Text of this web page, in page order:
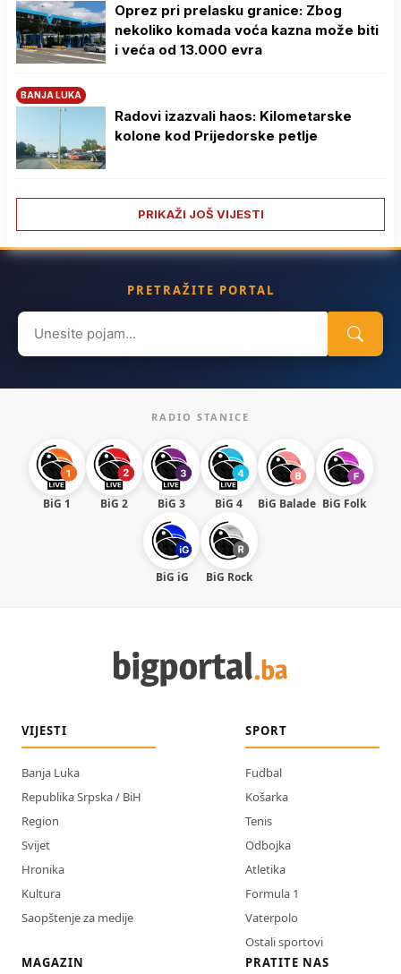
Oprez pri prelasku granice: Zbog
nekoliko komada voća kazna može biti
i veća od 13.000 evra
BANJA LUKA
Radovi izazvali haos: Kilometarske
kolone kod Prijedorske petlje
PRIKAŽI JOŠ VIJESTI
PRETRAŽITE PORTAL
Search
for:
RADIO STANICE
BiG 1 BiG 2 BiG 3 BiG 4 BiG Balade BiG Folk
BiG iG BiG Rock
VIJESTI
Banja Luka
Republika Srpska / BiH
Region
Svijet
Hronika
Kultura
Saopštenje za medije
SPORT
Fudbal
Košarka
Tenis
Odbojka
Atletika
Formula 1
Vaterpolo
Ostali sportovi
MAGAZIN
PRATITE NAS